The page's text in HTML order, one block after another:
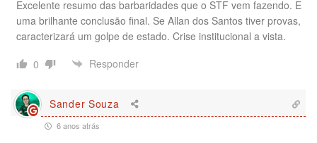
Excelente resumo das barbaridades que o STF vem fazendo. E
uma brilhante conclusão final. Se Allan dos Santos tiver provas,
caracterizará um golpe de estado. Crise institucional a vista.
0
Responder
Sander Souza
6 anos atrás